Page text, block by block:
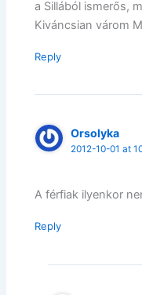
a Sillából ismerős,
Kiváncsian várom
Reply
Orsolyka
2012-10-01 at
A férfiak ilyenkor
Reply